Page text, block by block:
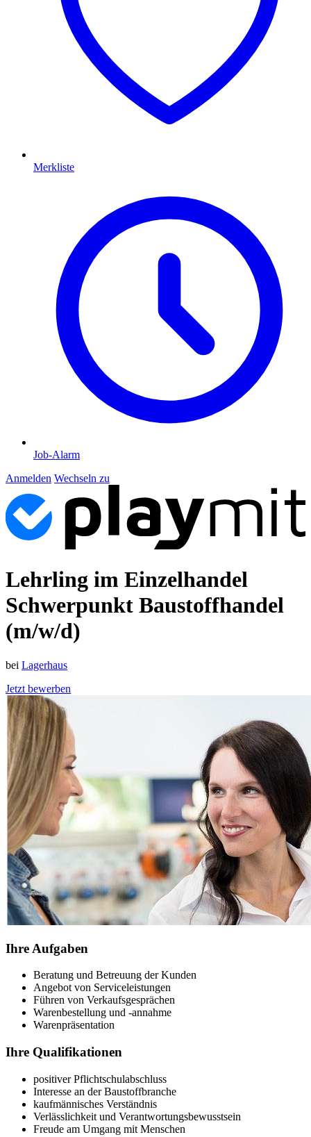
Merkliste
Job-Alarm
Anmelden Wechseln zu
Lehrling im Einzelhandel
Schwerpunkt Baustoffhandel
(m/w/d)
bei Lagerhaus
Jetzt bewerben
Ihre Aufgaben
Beratung und Betreuung der Kunden
Angebot von Serviceleistungen
Führen von Verkaufsgesprächen
Warenbestellung und -annahme
Warenpräsentation
Ihre Qualifikationen
positiver Pflichtschulabschluss
Interesse an der Baustoffbranche
kaufmännisches Verständnis
Verlässlichkeit und Verantwortungsbewusstsein
Freude am Umgang mit Menschen